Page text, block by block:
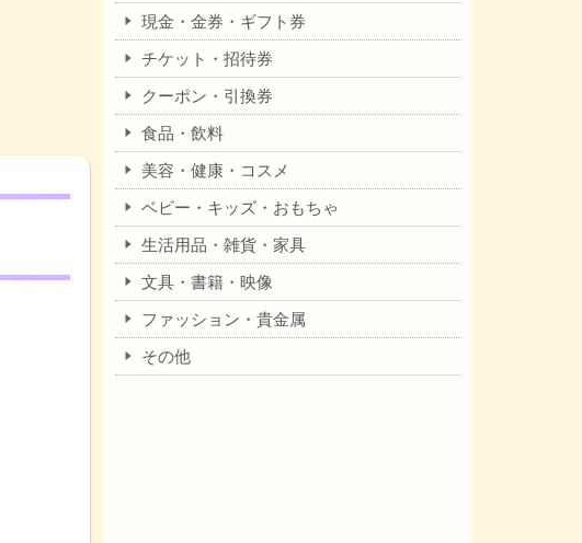
現金・金券・ギフト券
チケット・招待券
クーポン・引換券
食品・飲料
美容・健康・コスメ
ベビー・キッズ・おもちゃ
生活用品・雑貨・家具
文具・書籍・映像
ファッション・貴金属
その他